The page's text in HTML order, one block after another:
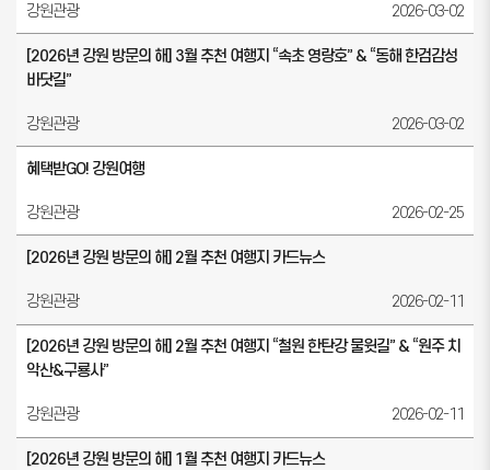
강원관광 2026-03-02
[2026년 강원 방문의 해] 3월 추천 여행지 “속초 영랑호” & “동해 한검감성
바닷길”
강원관광 2026-03-02
혜택받GO! 강원여행
강원관광 2026-02-25
[2026년 강원 방문의 해] 2월 추천 여행지 카드뉴스
강원관광 2026-02-11
[2026년 강원 방문의 해] 2월 추천 여행지 “철원 한탄강 물윗길” & “원주 치
악산&구룡사”
강원관광 2026-02-11
[2026년 강원 방문의 해] 1월 추천 여행지 카드뉴스